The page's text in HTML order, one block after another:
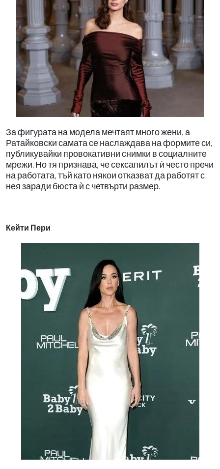
За фигурата на модела мечтаят много жени, а
Ратайковски самата се наслаждава на формите си,
публикувайки провокативни снимки в социалните
мрежи. Но тя признава, че сексапилът ѝ често пречи
на работата, тъй като някои отказват да работят с
нея заради бюста ѝ с четвърти размер.
Кейти Пери